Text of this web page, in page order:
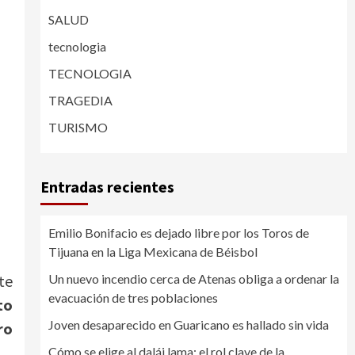
SALUD
tecnologia
TECNOLOGIA
TRAGEDIA
TURISMO
Entradas recientes
Emilio Bonifacio es dejado libre por los Toros de
Tijuana en la Liga Mexicana de Béisbol
Un nuevo incendio cerca de Atenas obliga a ordenar la
evacuación de tres poblaciones
Joven desaparecido en Guaricano es hallado sin vida
Cómo se elige al dalái lama: el rol clave de la